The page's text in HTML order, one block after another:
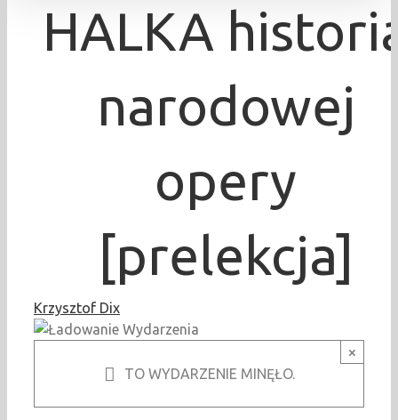
HALKA
narodowej
opery
[prelekcja]
Krzysztof Dix
×
TO WYDARZENIE MINĘŁO.